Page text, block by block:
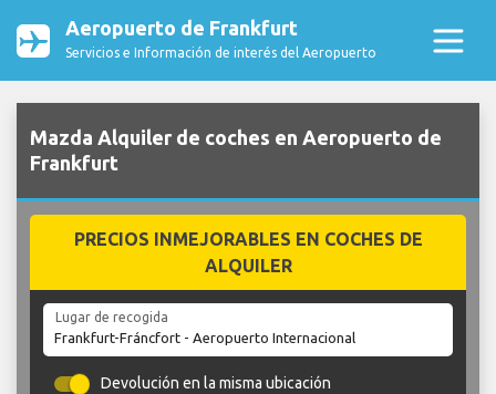
Aeropuerto de Frankfurt
Servicios e Información de interés del Aeropuerto
Mazda Alquiler de coches en Aeropuerto de
Frankfurt
PRECIOS INMEJORABLES EN COCHES DE
ALQUILER
Lugar de recogida
Devolución en la misma ubicación